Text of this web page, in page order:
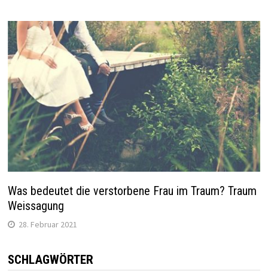
Was bedeutet die verstorbene Frau im Traum? Traum
Weissagung
28. Februar 2021
SCHLAGWÖRTER